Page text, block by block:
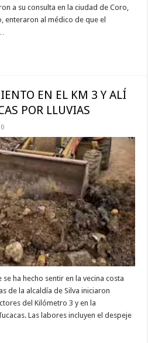
a su consulta en la ciudad de Coro,
enteraron al médico de que el
EN EL KM 3 Y ALÍ
POR LLUVIAS
0
ha hecho sentir en la vecina costa
de la alcaldía de Silva iniciaron
del Kilómetro 3 y en la
Las labores incluyen el despeje